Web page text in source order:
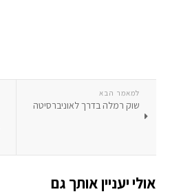
למאמר הבא
שוק רמלה בדרך לאוניברסיטה
אולי יעניין אותך גם